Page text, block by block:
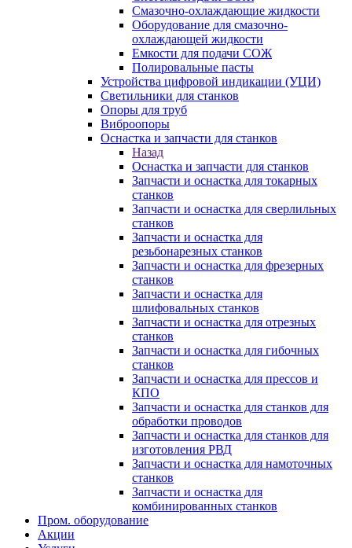
Смазочно-охлаждающие жидкости
Оборудование для смазочно-
охлаждающей жидкости
Емкости для подачи СОЖ
Полировальные пасты
Устройства цифровой индикации (УЦИ)
Светильники для станков
Опоры для труб
Виброопоры
Оснастка и запчасти для станков
Назад
Оснастка и запчасти для станков
Запчасти и оснастка для токарных
станков
Запчасти и оснастка для сверлильных
станков
Запчасти и оснастка для
резьбонарезных станков
Запчасти и оснастка для фрезерных
станков
Запчасти и оснастка для
шлифовальных станков
Запчасти и оснастка для отрезных
станков
Запчасти и оснастка для гибочных
станков
Запчасти и оснастка для прессов и
КПО
Запчасти и оснастка для станков для
обработки проводов
Запчасти и оснастка для станков для
изготовления РВД
Запчасти и оснастка для намоточных
станков
Запчасти и оснастка для
комбинированных станков
Пром. оборудование
Акции